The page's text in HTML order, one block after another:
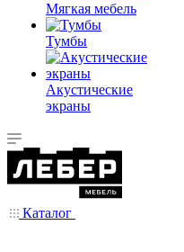
Мягкая мебель
Тумбы
Акустические
экраны
Каталог